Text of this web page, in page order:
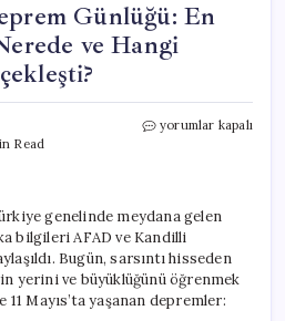
Günlüğü: En
ve Hangi
Read
11
En
Son
Sarsıntılar
Nerede
Hangi
yorumlar kapalı
genelinde meydana gelen
bilgileri AFAD ve Kandilli
Bugün, sarsıntı hisseden
yerini ve büyüklüğünü öğrenmek
Mayıs’ta yaşanan depremler: